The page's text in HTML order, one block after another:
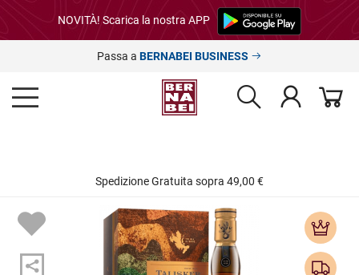
NOVITÀ! Scarica la nostra APP
Passa a BERNABEI BUSINESS
Spedizione Gratuita sopra 49,00 €